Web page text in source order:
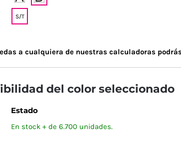
S/T
a cualquiera de nuestras calculadoras
del color seleccionado
Estado
En stock + de 6.700 unidades.